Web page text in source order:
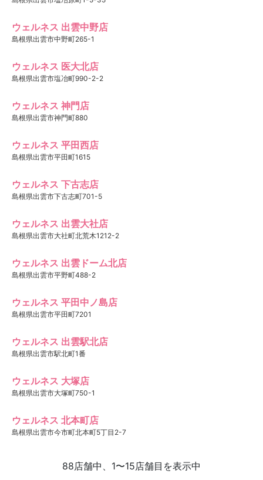
ウェルネス 出雲中野店
島根県出雲市中野町265-1
ウェルネス 医大北店
島根県出雲市塩冶町990-2-2
ウェルネス 神門店
島根県出雲市神門町880
ウェルネス 平田西店
島根県出雲市平田町1615
ウェルネス 下古志店
島根県出雲市下古志町701-5
ウェルネス 出雲大社店
島根県出雲市大社町北荒木1212-2
ウェルネス 出雲ドーム北店
島根県出雲市平野町488-2
ウェルネス 平田中ノ島店
島根県出雲市平田町7201
ウェルネス 出雲駅北店
島根県出雲市駅北町1番
ウェルネス 大塚店
島根県出雲市大塚町750-1
ウェルネス 北本町店
島根県出雲市今市町北本町5丁目2-7
88店舗中、1〜15店舗目を表示中